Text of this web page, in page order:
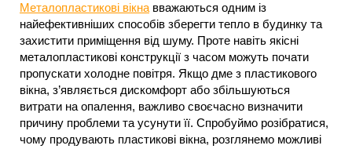
Металопластикові вікна вважаються одним із
найефективніших способів зберегти тепло в будинку та
захистити приміщення від шуму. Проте навіть якісні
металопластикові конструкції з часом можуть почати
пропускати холодне повітря. Якщо дме з пластикового
вікна, з’являється дискомфорт або збільшуються
витрати на опалення, важливо своєчасно визначити
причину проблеми та усунути її. Спробуймо розібратися,
чому продувають пластикові вікна, розглянемо можливі